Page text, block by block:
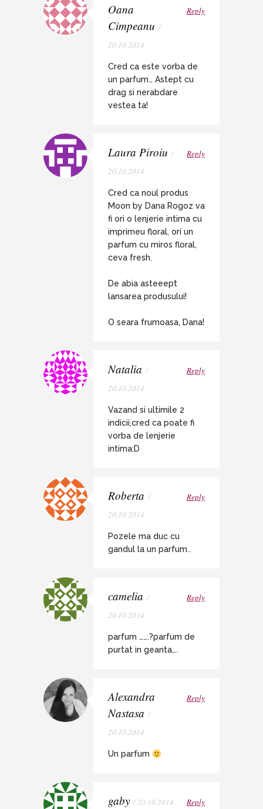
Oana
Cimpeanu /
20.10.2014
Reply
Cred ca este vorba de
un parfum… Astept cu
drag si nerabdare
vestea ta!
Laura Piroiu /
20.10.2014
Reply
Cred ca noul produs
Moon by Dana Rogoz va
fi ori o lenjerie intima cu
imprimeu floral, ori un
parfum cu miros floral,
ceva fresh.
De abia asteeept
lansarea produsului!
O seara frumoasa, Dana!
Natalia /
20.10.2014
Reply
Vazand si ultimile 2
indicii,cred ca poate fi
vorba de lenjerie
intima:D
Roberta /
20.10.2014
Reply
Pozele ma duc cu
gandul la un parfum..
camelia /
20.10.2014
Reply
parfum …….?parfum de
purtat in geanta….
Alexandra
Nastasa /
20.10.2014
Reply
Un parfum
gaby / 20.10.2014 Reply